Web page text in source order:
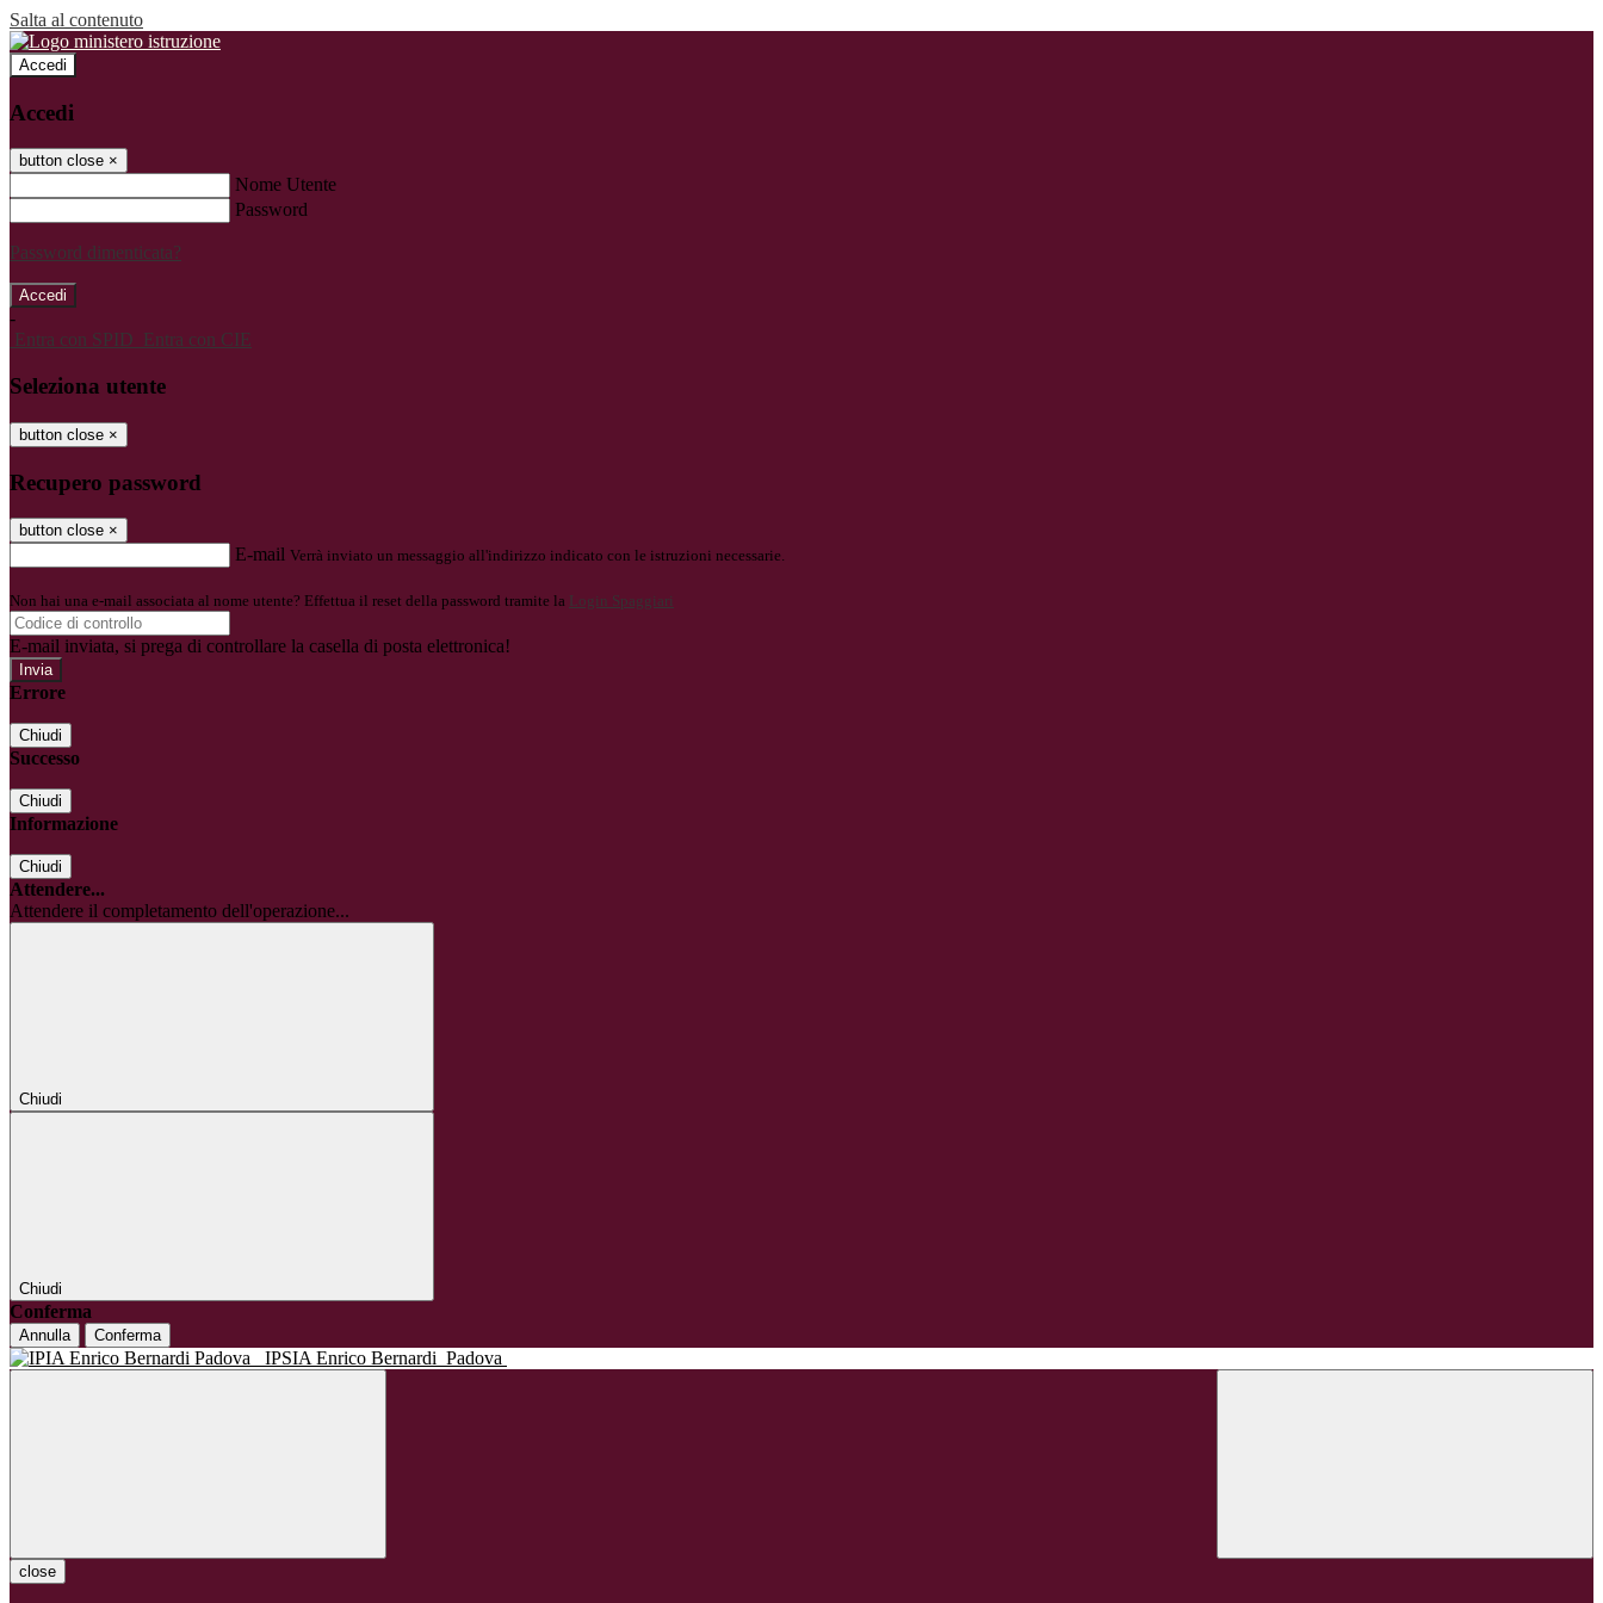
Salta al contenuto
Accedi
Accedi
button close ×
Nome Utente
Password
Password dimenticata?
-
Entra con SPID Entra con CIE
Seleziona utente
button close ×
Recupero password
button close ×
E-mail Verrà inviato un messaggio all'indirizzo indicato con le istruzioni necessarie.
Non hai una e-mail associata al nome utente? Effettua il reset della password tramite la Login Spaggiari
E-mail inviata, si prega di controllare la casella di posta elettronica!
Errore
Chiudi
Successo
Chiudi
Informazione
Chiudi
Attendere...
Attendere il completamento dell'operazione...
Chiudi
Chiudi
Conferma
Annulla Conferma
IPSIA Enrico Bernardi Padova
close